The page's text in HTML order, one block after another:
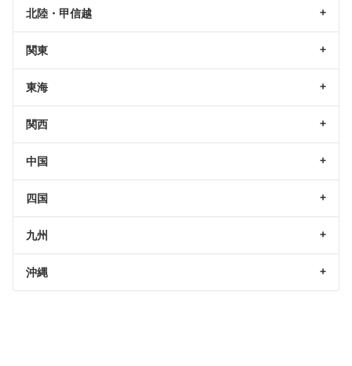
北陸・甲信越
関東
東海
関西
中国
四国
九州
沖縄